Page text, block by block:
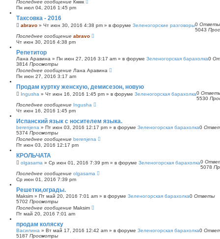
Последнее сообщение Ккккк
Пн июл 04, 2016 1:45 pm
Таксовка - 2016
abravo » Чт июн 30, 2016 4:38 pm » в форуме Зеленогорские разговоры0 Ответы
5043
Последнее сообщение abravo
Чт июн 30, 2016 4:38 pm
Репетитор
Лана Аравина » Пн июн 27, 2016 3:17 am » в форуме Зеленогорская барахолка0
3814 Просмотры
Последнее сообщение Лана Аравина
Пн июн 27, 2016 3:17 am
Продам куртку женскую, демисезон, новую
Ingusha » Чт июн 16, 2016 1:45 pm » в форуме Зеленогорская барахолка0
5530
Последнее сообщение Ingusha
Чт июн 16, 2016 1:45 pm
Испанский язык с носителем языка.
berenjena » Пт июн 03, 2016 12:17 pm » в форуме Зеленогорская барахолка0
5374 Просмотры
Последнее сообщение berenjena
Пт июн 03, 2016 12:17 pm
КРОЛЬЧАТА
olgasama » Ср июн 01, 2016 7:39 pm » в форуме Зеленогорская барахолка0
5078
Последнее сообщение olgasama
Ср июн 01, 2016 7:39 pm
Решетки,ограды.
Maksim » Пт май 20, 2016 7:01 am » в форуме Зеленогорская барахолка0 Ответы
5702 Просмотры
Последнее сообщение Maksim
Пт май 20, 2016 7:01 am
продам коляску
Василина » Вт май 17, 2016 12:42 am » в форуме Зеленогорская барахолка0
5187 Просмотры